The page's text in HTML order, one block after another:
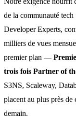
de la communauté tech
Developer Experts,
milliers de vues
premier plan —
trois fois Partner of
S3NS, Scaleway,
placent au plus près
demain.